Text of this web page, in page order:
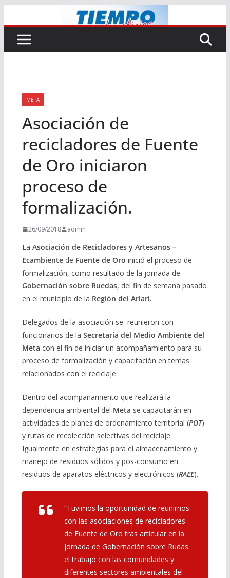
al
contenido
META
Asociación de
recicladores de Fuente
de Oro iniciaron
proceso de
formalización.
26/09/2018 admin
La Asociación de Recicladores y Artesanos –
Ecambientede Fuente de Oro inició el proceso de
formalización, como resultado de la jornada de
Gobernación sobre Ruedas, del fin de semana pasado
en el municipio de la Región del Ariari.
Delegados de la asociación se reunieron con
funcionarios de la Secretaría del Medio Ambiente del
Meta con el fin de iniciar un acompañamiento para su
proceso de formalización y capacitación en temas
relacionados con el reciclaje.
Dentro del acompañamiento que realizará la
dependencia ambiental del Meta se capacitarán en
actividades de planes de ordenamiento territorial (POT)
y rutas de recolección selectivas del reciclaje.
Igualmente en estrategias para el almacenamiento y
manejo de residuos sólidos y pos-consumo en
residuos de aparatos eléctricos y electrónicos (RAEE).
“Tuvimos la oportunidad de reunirnos
con las asociaciones de recicladores
de Fuente de Oro tras articular en la
jornada de Gobernación sobre Rudas
el trabajo con las comunidades y
diferentes sectores ambientales del